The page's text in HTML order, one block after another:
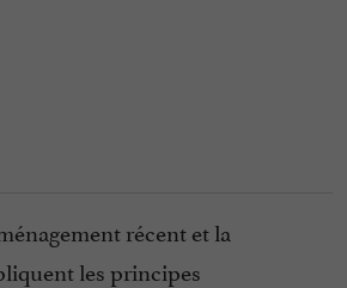
récent et la
les principes